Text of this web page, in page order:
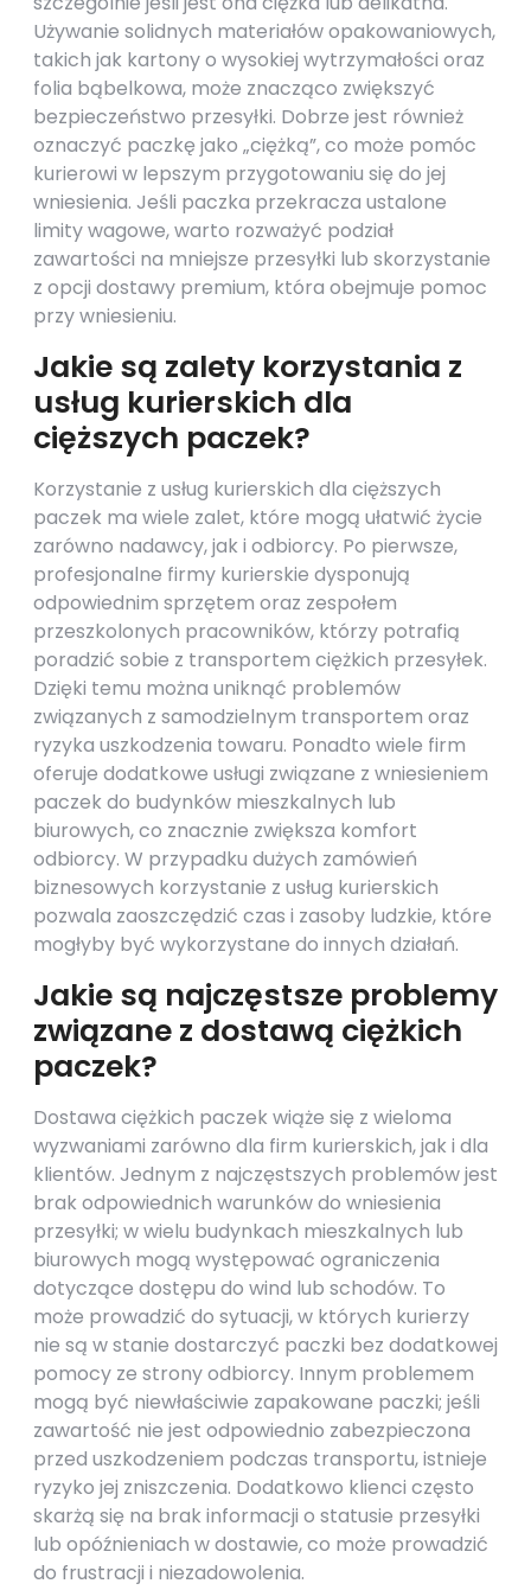
Używanie solidnych materiałów opakowaniowych,
takich jak kartony o wysokiej wytrzymałości oraz
folia bąbelkowa, może znacząco zwiększyć
bezpieczeństwo przesyłki. Dobrze jest również
oznaczyć paczkę jako „ciężką”, co może pomóc
kurierowi w lepszym przygotowaniu się do jej
wniesienia. Jeśli paczka przekracza ustalone
limity wagowe, warto rozważyć podział
zawartości na mniejsze przesyłki lub skorzystanie
z opcji dostawy premium, która obejmuje pomoc
przy wniesieniu.
Jakie są zalety korzystania z
usług kurierskich dla
cięższych paczek?
Korzystanie z usług kurierskich dla cięższych
paczek ma wiele zalet, które mogą ułatwić życie
zarówno nadawcy, jak i odbiorcy. Po pierwsze,
profesjonalne firmy kurierskie dysponują
odpowiednim sprzętem oraz zespołem
przeszkolonych pracowników, którzy potrafią
poradzić sobie z transportem ciężkich przesyłek.
Dzięki temu można uniknąć problemów
związanych z samodzielnym transportem oraz
ryzyka uszkodzenia towaru. Ponadto wiele firm
oferuje dodatkowe usługi związane z wniesieniem
paczek do budynków mieszkalnych lub
biurowych, co znacznie zwiększa komfort
odbiorcy. W przypadku dużych zamówień
biznesowych korzystanie z usług kurierskich
pozwala zaoszczędzić czas i zasoby ludzkie, które
mogłyby być wykorzystane do innych działań.
Jakie są najczęstsze problemy
związane z dostawą ciężkich
paczek?
Dostawa ciężkich paczek wiąże się z wieloma
wyzwaniami zarówno dla firm kurierskich, jak i dla
klientów. Jednym z najczęstszych problemów jest
brak odpowiednich warunków do wniesienia
przesyłki; w wielu budynkach mieszkalnych lub
biurowych mogą występować ograniczenia
dotyczące dostępu do wind lub schodów. To
może prowadzić do sytuacji, w których kurierzy
nie są w stanie dostarczyć paczki bez dodatkowej
pomocy ze strony odbiorcy. Innym problemem
mogą być niewłaściwie zapakowane paczki; jeśli
zawartość nie jest odpowiednio zabezpieczona
przed uszkodzeniem podczas transportu, istnieje
ryzyko jej zniszczenia. Dodatkowo klienci często
skarżą się na brak informacji o statusie przesyłki
lub opóźnieniach w dostawie, co może prowadzić
do frustracji i niezadowolenia.